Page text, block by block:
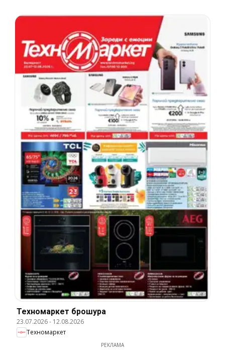
Техномаркет брошура
23.07.2026- 12.08.2026
Техномаркет
РЕКЛАМА